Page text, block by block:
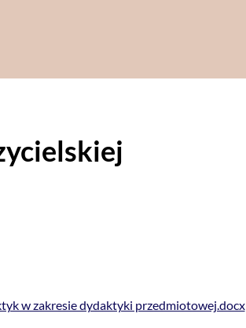
w zakresie dydaktyki przedmiotowej.docx